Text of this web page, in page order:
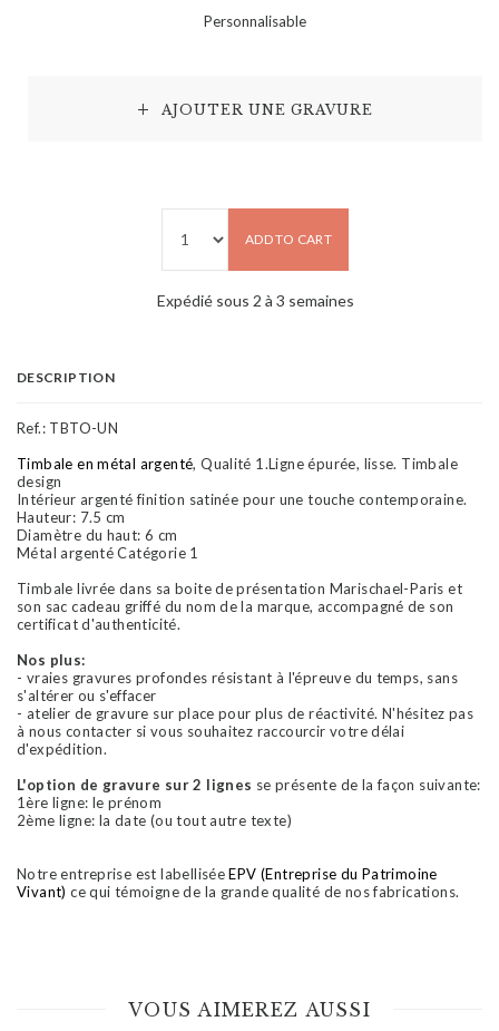
Personnalisable
AJOUTER UNE GRAVURE
ADD TO CART
Expédié sous 2 à 3 semaines
DESCRIPTION
Ref.: TBTO-UN
Timbale en métal argenté, Qualité 1.Ligne épurée, lisse. Timbale
design
Intérieur argenté finition satinée pour une touche contemporaine.
Hauteur: 7.5 cm
Diamètre du haut: 6 cm
Métal argenté Catégorie 1
Timbale livrée dans sa boite de présentation Marischael-Paris et
son sac cadeau griffé du nom de la marque, accompagné de son
certificat d'authenticité.
Nos plus:
- vraies gravures profondes résistant à l'épreuve du temps, sans
s'altérer ou s'effacer
- atelier de gravure sur place pour plus de réactivité. N'hésitez pas
à nous contacter si vous souhaitez raccourcir votre délai
d'expédition.
L'option de gravure sur 2 lignes se présente de la façon suivante:
1ère ligne: le prénom
2ème ligne: la date (ou tout autre texte)
Notre entreprise est labelliséeEPV (Entreprise du Patrimoine
Vivant) ce qui témoigne de la grande qualité de nos fabrications.
VOUS AIMEREZ AUSSI